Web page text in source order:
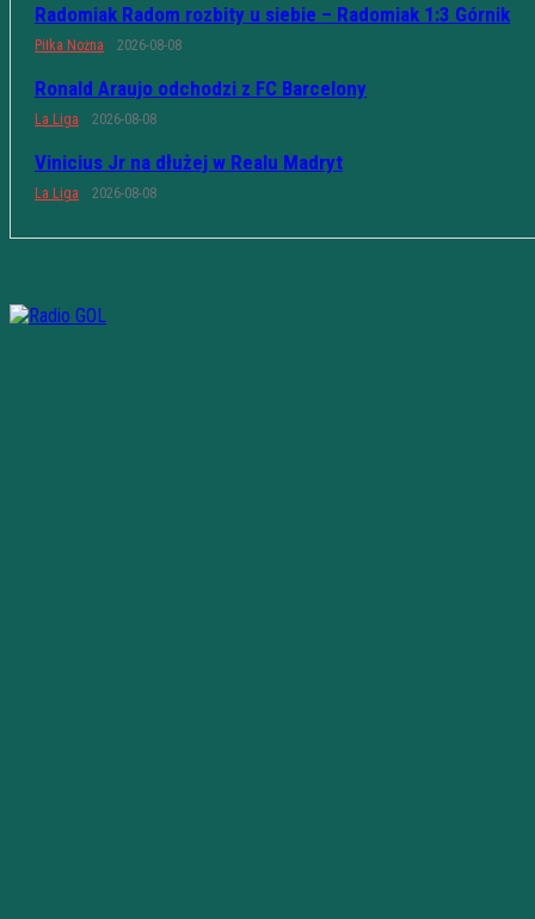
Radomiak Radom rozbity u siebie – Radomiak 1:3 Górnik
Piłka Nożna 2026-08-08
Ronald Araujo odchodzi z FC Barcelony
La Liga 2026-08-08
Vinicius Jr na dłużej w Realu Madryt
La Liga 2026-08-08